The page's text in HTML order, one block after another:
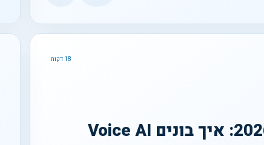
18 דקות
סוכני קול ב-2026: איך בונים Voice AI